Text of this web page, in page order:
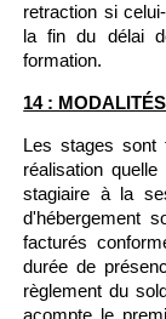
retraction si
la fin du délai
formation.
14 : MODALITÉS
Les stages sont
réalisation
stagiaire à la
d'hébergement
facturés
durée de
règlement du
acompte le